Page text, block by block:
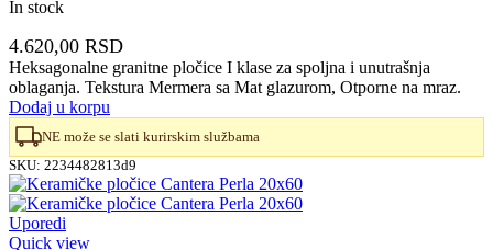
In stock
4.620,00 RSD
Heksagonalne granitne pločice I klase za spoljna i unutrašnja
oblaganja. Tekstura Mermera sa Mat glazurom, Otporne na mraz.
Dodaj u korpu
NE može se slati kurirskim službama
SKU: 2234482813d9
Uporedi
Quick view